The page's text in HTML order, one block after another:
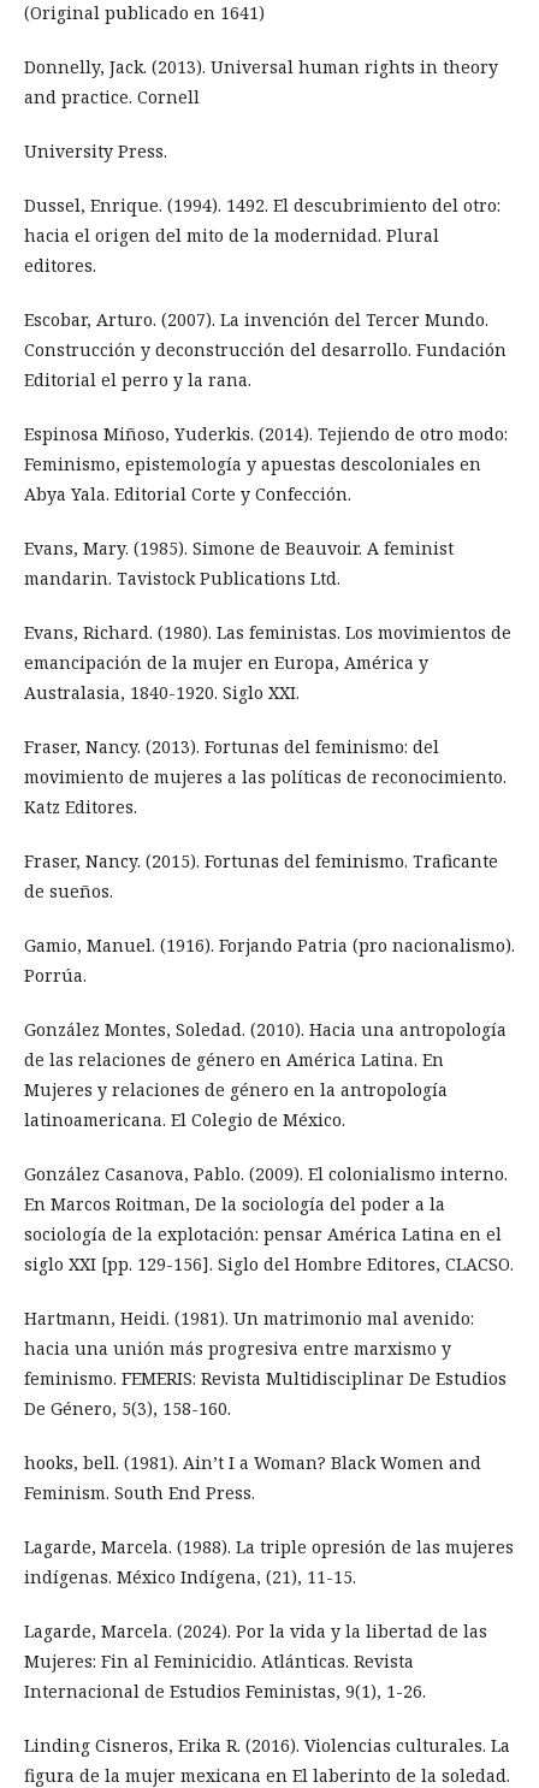
(Original publicado en 1641)
Donnelly, Jack. (2013). Universal human rights in theory
and practice. Cornell
University Press.
Dussel, Enrique. (1994). 1492. El descubrimiento del otro:
hacia el origen del mito de la modernidad. Plural
editores.
Escobar, Arturo. (2007). La invención del Tercer Mundo.
Construcción y deconstrucción del desarrollo. Fundación
Editorial el perro y la rana.
Espinosa Miñoso, Yuderkis. (2014). Tejiendo de otro modo:
Feminismo, epistemología y apuestas descoloniales en
Abya Yala. Editorial Corte y Confección.
Evans, Mary. (1985). Simone de Beauvoir. A feminist
mandarin. Tavistock Publications Ltd.
Evans, Richard. (1980). Las feministas. Los movimientos de
emancipación de la mujer en Europa, América y
Australasia, 1840-1920. Siglo XXI.
Fraser, Nancy. (2013). Fortunas del feminismo: del
movimiento de mujeres a las políticas de reconocimiento.
Katz Editores.
Fraser, Nancy. (2015). Fortunas del feminismo. Traficante
de sueños.
Gamio, Manuel. (1916). Forjando Patria (pro nacionalismo).
Porrúa.
González Montes, Soledad. (2010). Hacia una antropología
de las relaciones de género en América Latina. En
Mujeres y relaciones de género en la antropología
latinoamericana. El Colegio de México.
González Casanova, Pablo. (2009). El colonialismo interno.
En Marcos Roitman, De la sociología del poder a la
sociología de la explotación: pensar América Latina en el
siglo XXI [pp. 129-156]. Siglo del Hombre Editores, CLACSO.
Hartmann, Heidi. (1981). Un matrimonio mal avenido:
hacia una unión más progresiva entre marxismo y
feminismo. FEMERIS: Revista Multidisciplinar De Estudios
De Género, 5(3), 158-160.
hooks, bell. (1981). Ain’t I a Woman? Black Women and
Feminism. South End Press.
Lagarde, Marcela. (1988). La triple opresión de las mujeres
indígenas. México Indígena, (21), 11-15.
Lagarde, Marcela. (2024). Por la vida y la libertad de las
Mujeres: Fin al Feminicidio. Atlánticas. Revista
Internacional de Estudios Feministas, 9(1), 1-26.
Linding Cisneros, Erika R. (2016). Violencias culturales. La
figura de la mujer mexicana en El laberinto de la soledad.